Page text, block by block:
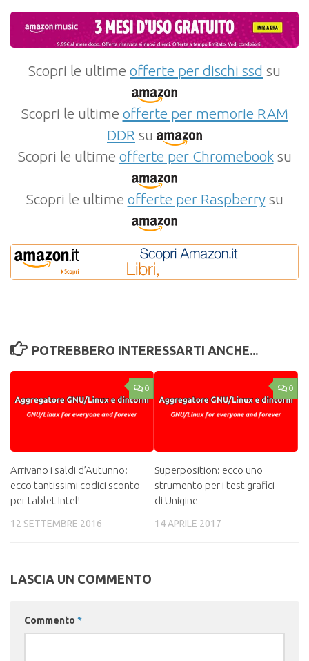
Scopri le ultime offerte per dischi ssd su
Scopri le ultime offerte per memorie RAM
DDR su
Scopri le ultime offerte per Chromebooksu
Scopri le ultime offerte per Raspberrysu
POTREBBERO INTERESSARTI ANCHE...
0
Arrivano i saldi d’Autunno:
ecco tantissimi codici sconto
per tablet Intel!
12 SETTEMBRE 2016
0
Superposition: ecco uno
strumento per i test grafici
di Unigine
14 APRILE 2017
LASCIA UN COMMENTO
Commento *